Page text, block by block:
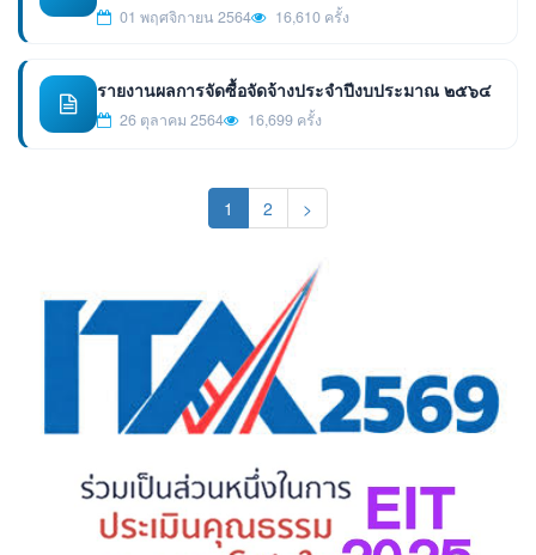
01 พฤศจิกายน 2564 16,610 ครั้ง
รายงานผลการจัดซื้อจัดจ้างประจำปีงบประมาณ ๒๕๖๔
26 ตุลาคม 2564 16,699 ครั้ง
1 (current)
2 >